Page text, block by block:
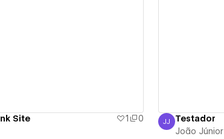
Site 1
0
João Júnior
JJ Testador
João Júnior